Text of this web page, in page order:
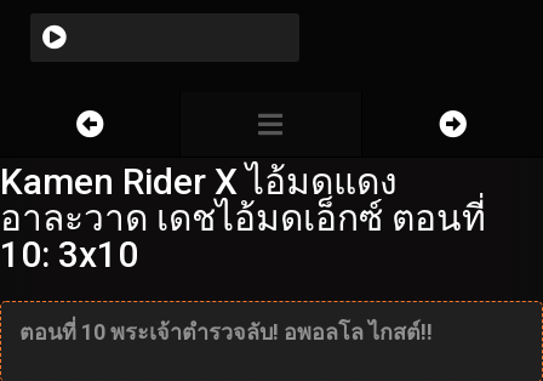
Kamen Rider X ไอ้มดแดง
อาละวาด เดชไอ้มดเอ็กซ์ ตอนที่
10: 3x10
ตอนที่ 10 พระเจ้าตำรวจลับ! อพอลโล ไกสต์!!